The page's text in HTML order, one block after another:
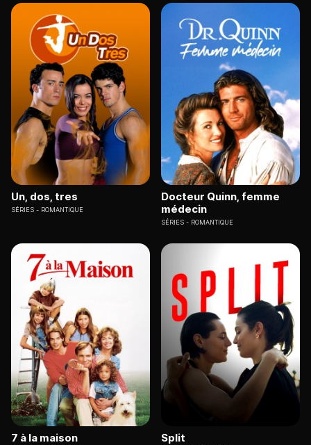
Un, dos, tres
SÉRIES ROMANTIQUE
Docteur Quinn, femme
médecin
SÉRIES ROMANTIQUE
7 à la maison Split